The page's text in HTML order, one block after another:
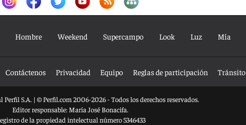
Hombre Weekend Supercampo Look Luz Mía
Contáctenos Privacidad Equipo Reglas de participación Tránsito
Perfil S.A. | © Perfil.com 2006-2026 - Todos los derechos reservados.
Editor responsable: María José Bonacifa.
de la propiedad intelectual número 5346433